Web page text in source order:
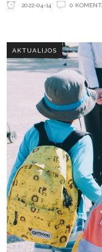
2022-04-14 0
AKTUALIJOS